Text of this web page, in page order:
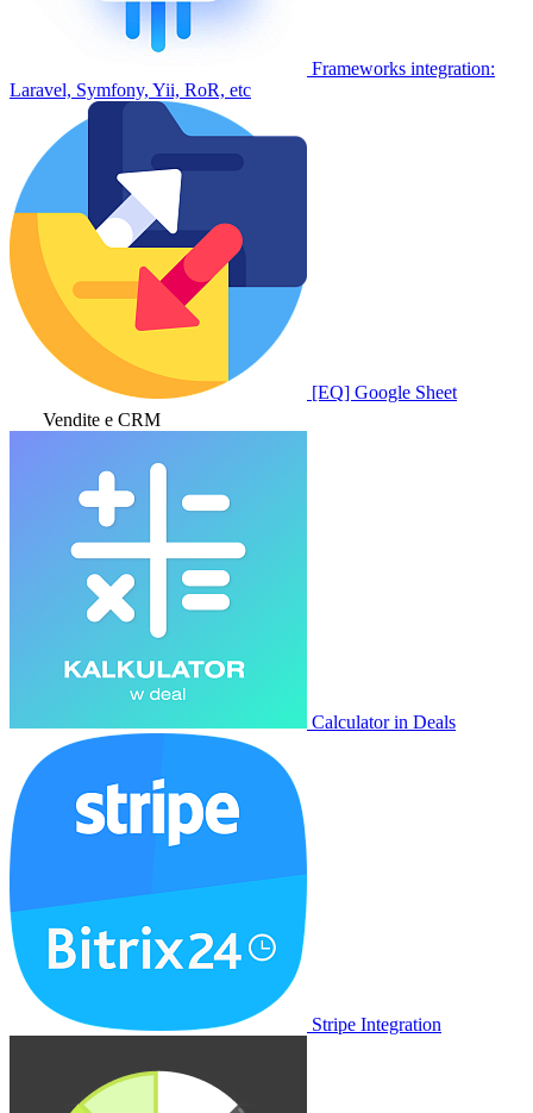
Frameworks integration:
Laravel, Symfony, Yii, RoR, etc
[EQ] Google Sheet
Vendite e CRM
Calculator in Deals
Stripe Integration